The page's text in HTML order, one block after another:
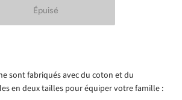
sont fabriqués avec du coton et du
en deux tailles pour équiper votre famille :